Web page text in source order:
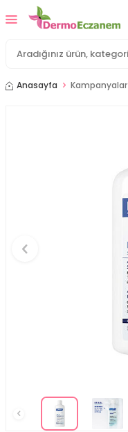
Anasayfa Kampanyalar